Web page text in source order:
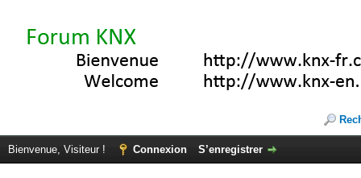
Bienvenue, Visiteur ! Connexion S’enregistrer